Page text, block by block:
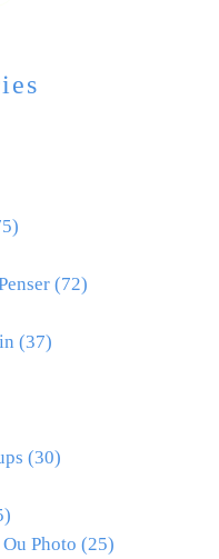
(72)
(37)
(30)
Photo (25)